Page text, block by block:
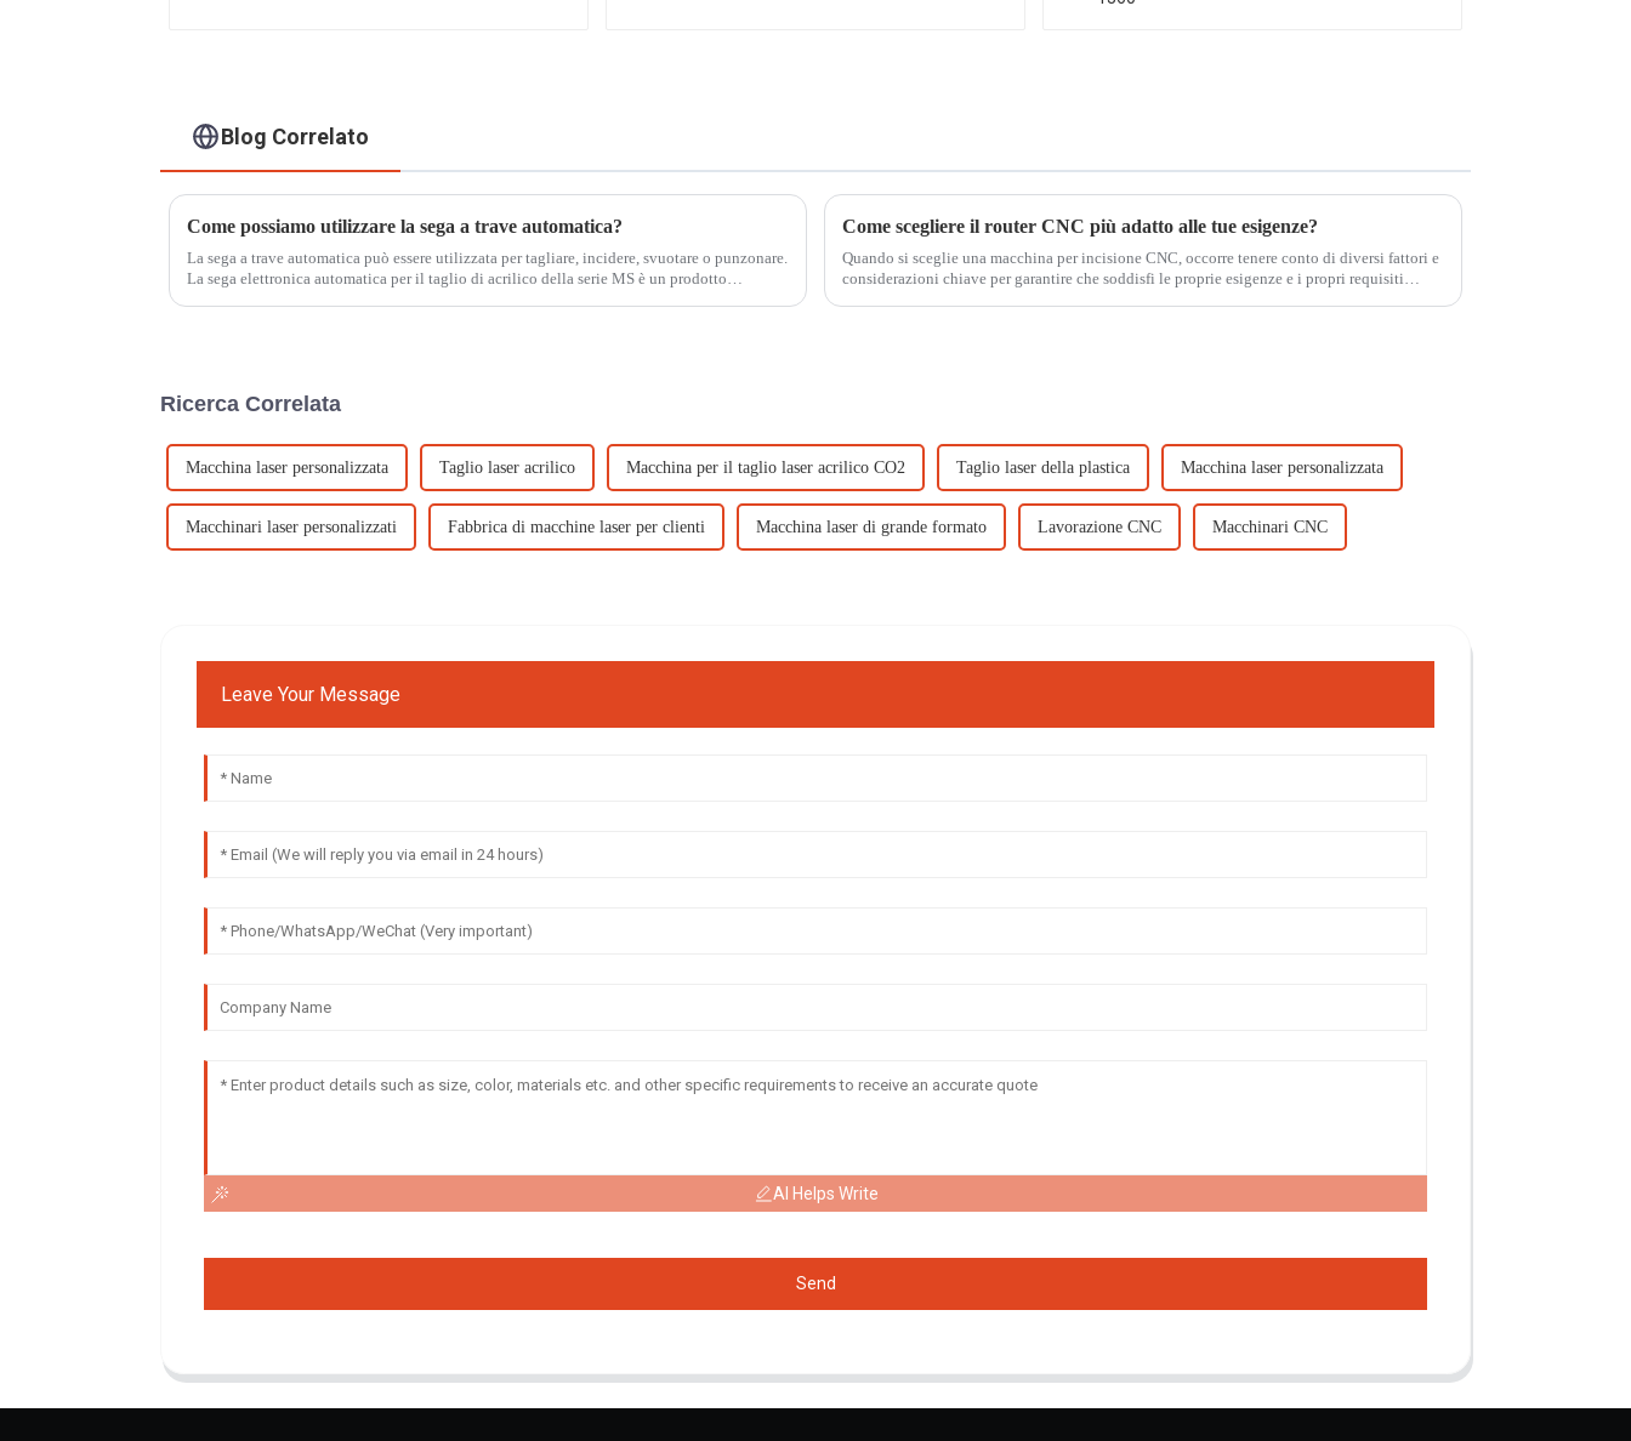
Blog Correlato
Come possiamo utilizzare la sega a trave automatica?
La sega a trave automatica può essere utilizzata per tagliare, incidere, svuotare o punzonare.
La sega elettronica automatica per il taglio di acrilico della serie MS è un prodotto
Come scegliere il router CNC più adatto alle tue esigenze?
Quando si sceglie una macchina per incisione CNC, occorre tenere conto di diversi fattori e
considerazioni chiave per garantire che soddisfi le proprie esigenze e i propri requisiti
Ricerca Correlata
Macchina laser personalizzata Taglio laser acrilico Macchina per il taglio laser acrilico CO2 Taglio laser della plastica Macchina laser personalizzata
Macchinari laser personalizzati Fabbrica di macchine laser per clienti Macchina laser di grande formato Lavorazione CNC Macchinari CNC
Leave Your Message
AI Helps Write
Send